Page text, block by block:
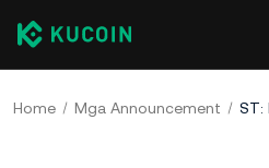
Home Mga Announcement